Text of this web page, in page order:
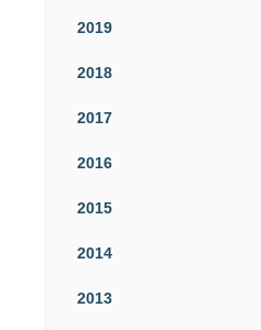
2019
2018
2017
2016
2015
2014
2013